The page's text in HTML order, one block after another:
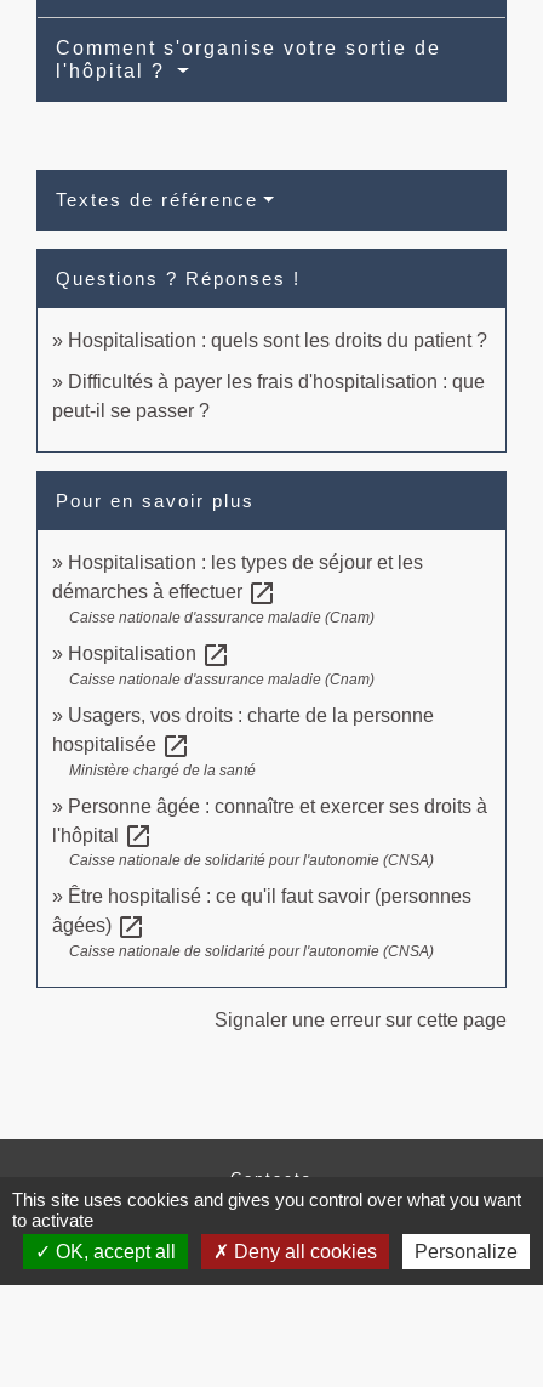
Comment s'organise votre sortie de
l'hôpital ?
Textes de référence
Questions ? Réponses !
Hospitalisation : quels sont les droits du patient ?
Difficultés à payer les frais d'hospitalisation : que
peut-il se passer ?
Pour en savoir plus
Hospitalisation : les types de séjour et les
démarches à effectuer open_in_new
Caisse nationale d'assurance maladie (Cnam)
Hospitalisation open_in_new
Caisse nationale d'assurance maladie (Cnam)
Usagers, vos droits : charte de la personne
hospitalisée open_in_new
Ministère chargé de la santé
Personne âgée : connaître et exercer ses droits à
l'hôpital
open_in_new
Caisse nationale de solidarité pour l'autonomie (CNSA)
Être hospitalisé : ce qu'il faut savoir (personnes
âgées) open_in_new
Caisse nationale de solidarité pour l'autonomie (CNSA)
Signaler une erreur sur cette page
Contacts
Commune de Brissac
3 place de la Mairie
34190 Brissac - FRANCE
+33 4 67 73 71 56
This site uses cookies and gives you control over what you want
to activate
OK, accept all
Deny all cookies Personalize